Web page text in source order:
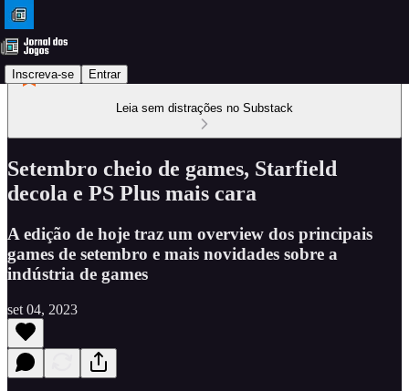
Inscreva-se Entrar
Leia sem distrações no Substack
Setembro cheio de games, Starfield
decola e PS Plus mais cara
A edição de hoje traz um overview dos principais
games de setembro e mais novidades sobre a
indústria de games
set 04, 2023